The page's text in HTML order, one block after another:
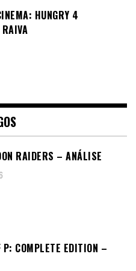
HUNGRY 4
RAIDERS – ANÁLISE
P: COMPLETE EDITION –